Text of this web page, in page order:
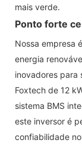
mais verde.
Ponto forte
Nossa empresa
energia
inovadores para
Foxtech de 12
sistema BMS
este inversor é
confiabilidade